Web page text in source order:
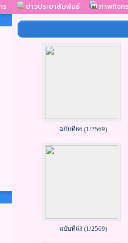
ร ข่าวประชาสัมพันธ์ ภาพกิจก
ฉบับที่66 (1/2569)
ฉบับที่63 (1/2569)